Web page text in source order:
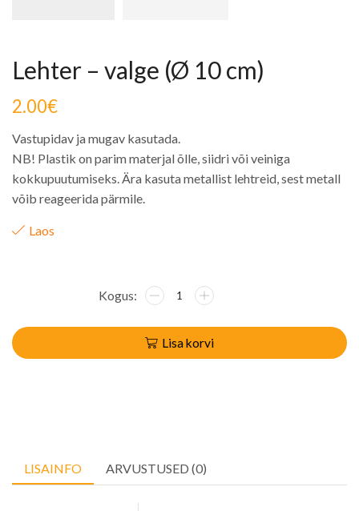
Lehter – valge (Ø 10 cm)
2.00€
Vastupidav ja mugav kasutada.
NB! Plastik on parim materjal õlle, siidri või veiniga
kokkupuutumiseks. Ära kasuta metallist lehtreid, sest metall
võib reageerida pärmile.
Laos
Lisa korvi
LISAINFO ARVUSTUSED (0)